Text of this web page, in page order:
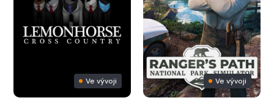
Ve vývoji Ve vývoji